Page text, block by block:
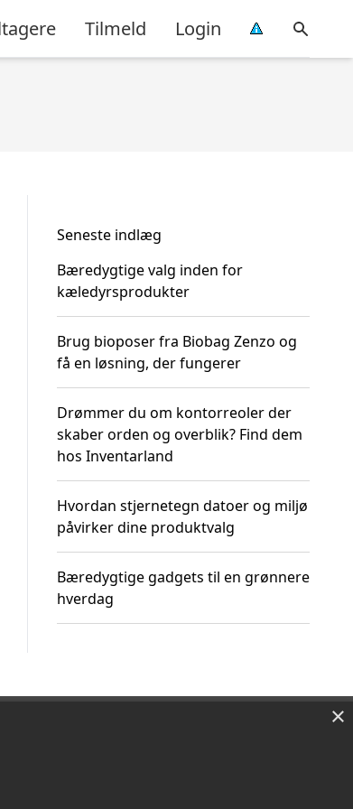
Tilmeld Login
Seneste indlæg
Bæredygtige valg inden for
kæledyrsprodukter
Brug bioposer fra Biobag Zenzo og
få en løsning, der fungerer
Drømmer du om kontorreoler der
skaber orden og overblik? Find dem
hos Inventarland
Hvordan stjernetegn datoer og miljø
påvirker dine produktvalg
Bæredygtige gadgets til en grønnere
hverdag
×